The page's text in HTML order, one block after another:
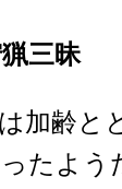
三昧
加齢と
たよう